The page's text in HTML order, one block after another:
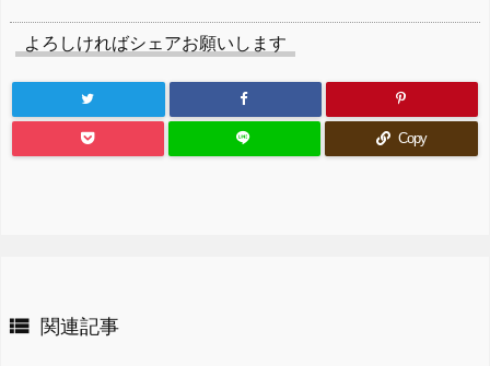
よろしければシェアお願いします
Copy
 関連記事